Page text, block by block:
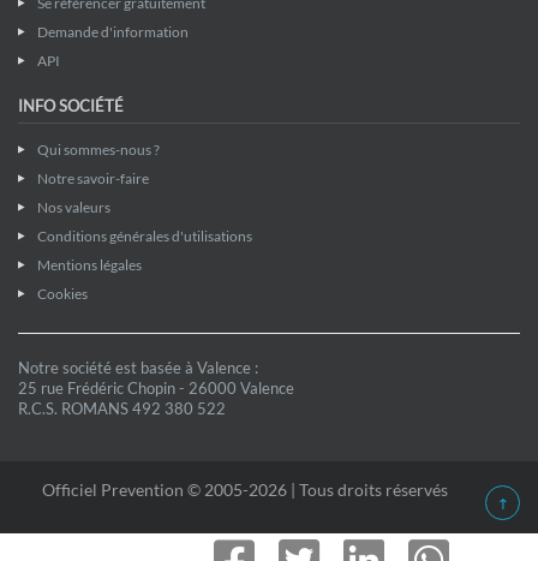
Demande d'information
API
INFO SOCIÉTÉ
Qui sommes-nous ?
Notre savoir-faire
Nos valeurs
Conditions générales d'utilisations
Mentions légales
Cookies
Notre société est basée à Valence :
25 rue Frédéric Chopin - 26000 Valence
R.C.S. ROMANS 492 380 522
Officiel Prevention © 2005-2026 | Tous droits réservés